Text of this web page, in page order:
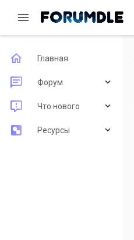
Главная
Форум
Новые сообщения
Поиск по форуму
Что нового
Новые сообщения
Ресурсы